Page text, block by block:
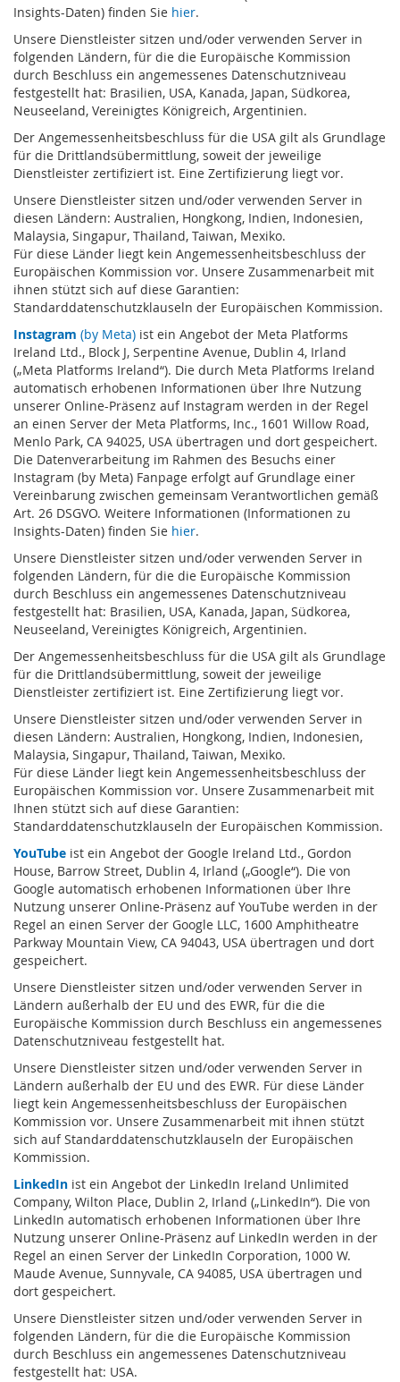
Insights-Daten) finden Sie hier.
Unsere Dienstleister sitzen und/oder verwenden Server in
folgenden Ländern, für die die Europäische Kommission
durch Beschluss ein angemessenes Datenschutzniveau
festgestellt hat: Brasilien, USA, Kanada, Japan, Südkorea,
Neuseeland, Vereinigtes Königreich, Argentinien.
Der Angemessenheitsbeschluss für die USA gilt als Grundlage
für die Drittlandsübermittlung, soweit der jeweilige
Dienstleister zertifiziert ist. Eine Zertifizierung liegt vor.
Unsere Dienstleister sitzen und/oder verwenden Server in
diesen Ländern: Australien, Hongkong, Indien, Indonesien,
Malaysia, Singapur, Thailand, Taiwan, Mexiko.
Für diese Länder liegt kein Angemessenheitsbeschluss der
Europäischen Kommission vor. Unsere Zusammenarbeit mit
ihnen stützt sich auf diese Garantien:
Standarddatenschutzklauseln der Europäischen Kommission.
Instagram (by Meta) ist ein Angebot der Meta Platforms
Ireland Ltd., Block J, Serpentine Avenue, Dublin 4, Irland
(„Meta Platforms Ireland“). Die durch Meta Platforms Ireland
automatisch erhobenen Informationen über Ihre Nutzung
unserer Online-Präsenz auf Instagram werden in der Regel
an einen Server der Meta Platforms, Inc., 1601 Willow Road,
Menlo Park, CA 94025, USA übertragen und dort gespeichert.
Die Datenverarbeitung im Rahmen des Besuchs einer
Instagram (by Meta) Fanpage erfolgt auf Grundlage einer
Vereinbarung zwischen gemeinsam Verantwortlichen gemäß
Art. 26 DSGVO. Weitere Informationen (Informationen zu
Insights-Daten) finden Sie hier.
Unsere Dienstleister sitzen und/oder verwenden Server in
folgenden Ländern, für die die Europäische Kommission
durch Beschluss ein angemessenes Datenschutzniveau
festgestellt hat: Brasilien, USA, Kanada, Japan, Südkorea,
Neuseeland, Vereinigtes Königreich, Argentinien.
Der Angemessenheitsbeschluss für die USA gilt als Grundlage
für die Drittlandsübermittlung, soweit der jeweilige
Dienstleister zertifiziert ist. Eine Zertifizierung liegt vor.
Unsere Dienstleister sitzen und/oder verwenden Server in
diesen Ländern: Australien, Hongkong, Indien, Indonesien,
Malaysia, Singapur, Thailand, Taiwan, Mexiko.
Für diese Länder liegt kein Angemessenheitsbeschluss der
Europäischen Kommission vor. Unsere Zusammenarbeit mit
Ihnen stützt sich auf diese Garantien:
Standarddatenschutzklauseln der Europäischen Kommission.
YouTube ist ein Angebot der Google Ireland Ltd., Gordon
House, Barrow Street, Dublin 4, Irland („Google“). Die von
Google automatisch erhobenen Informationen über Ihre
Nutzung unserer Online-Präsenz auf YouTube werden in der
Regel an einen Server der Google LLC, 1600 Amphitheatre
Parkway Mountain View, CA 94043, USA übertragen und dort
gespeichert.
Unsere Dienstleister sitzen und/oder verwenden Server in
Ländern außerhalb der EU und des EWR, für die die
Europäische Kommission durch Beschluss ein angemessenes
Datenschutzniveau festgestellt hat.
Unsere Dienstleister sitzen und/oder verwenden Server in
Ländern außerhalb der EU und des EWR. Für diese Länder
liegt kein Angemessenheitsbeschluss der Europäischen
Kommission vor. Unsere Zusammenarbeit mit ihnen stützt
sich auf Standarddatenschutzklauseln der Europäischen
Kommission.
LinkedIn ist ein Angebot der LinkedIn Ireland Unlimited
Company, Wilton Place, Dublin 2, Irland („LinkedIn“). Die von
LinkedIn automatisch erhobenen Informationen über Ihre
Nutzung unserer Online-Präsenz auf LinkedIn werden in der
Regel an einen Server der LinkedIn Corporation, 1000 W.
Maude Avenue, Sunnyvale, CA 94085, USA übertragen und
dort gespeichert.
Unsere Dienstleister sitzen und/oder verwenden Server in
folgenden Ländern, für die die Europäische Kommission
durch Beschluss ein angemessenes Datenschutzniveau
festgestellt hat: USA.